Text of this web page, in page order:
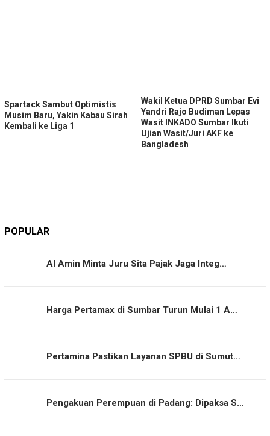
Spartack Sambut Optimistis
Musim Baru, Yakin Kabau Sirah
Kembali ke Liga 1
Wakil Ketua DPRD Sumbar Evi
Yandri Rajo Budiman Lepas
Wasit INKADO Sumbar Ikuti
Ujian Wasit/Juri AKF ke
Bangladesh
POPULAR
Al Amin Minta Juru Sita Pajak Jaga Integ…
Harga Pertamax di Sumbar Turun Mulai 1 A…
Pertamina Pastikan Layanan SPBU di Sumut…
Pengakuan Perempuan di Padang: Dipaksa S…